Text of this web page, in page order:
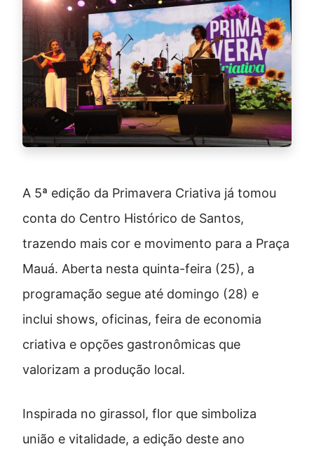
A 5ª edição da Primavera Criativa já tomou
conta do Centro Histórico de Santos,
trazendo mais cor e movimento para a Praça
Mauá. Aberta nesta quinta-feira (25), a
programação segue até domingo (28) e
inclui shows, oficinas, feira de economia
criativa e opções gastronômicas que
valorizam a produção local.
Inspirada no girassol, flor que simboliza
união e vitalidade, a edição deste ano